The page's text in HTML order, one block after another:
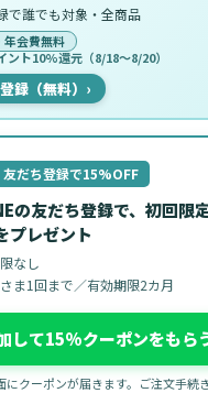
で誰でも対象・全商品
年会費無料
ント10%還元（8/18〜8/20）
録（無料） ›
だち登録で15%OFF
の友だち登録で、初回限
プレゼント
なし
ま1回まで／有効期限2カ月
して15%クーポンをもら
にクーポンが届きます。ご注文手続